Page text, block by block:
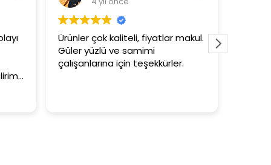
kaliteli, fiyatlar makul.
ve samimi
için teşekkürler.
3+1 evin kagidini kapataslak
tutar